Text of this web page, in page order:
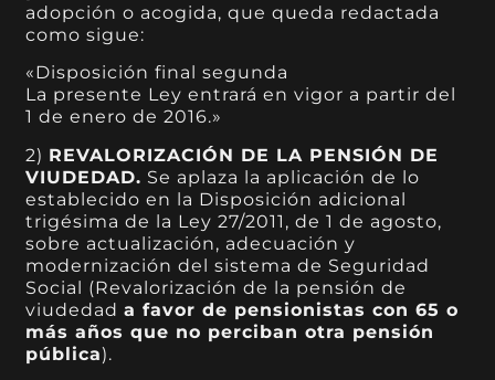
adopción o acogida, que queda redactada
como sigue:
«Disposición final segunda
La presente Ley entrará en vigor a partir del
1 de enero de 2016.»
2) REVALORIZACIÓN DE LA PENSIÓN DE
VIUDEDAD. Se aplaza la aplicación de lo
establecido en la Disposición adicional
trigésima de la Ley 27/2011, de 1 de agosto,
sobre actualización, adecuación y
modernización del sistema de Seguridad
Social (Revalorización de la pensión de
viudedada favor de pensionistas con 65 o
más años que no perciban otra pensión
pública).